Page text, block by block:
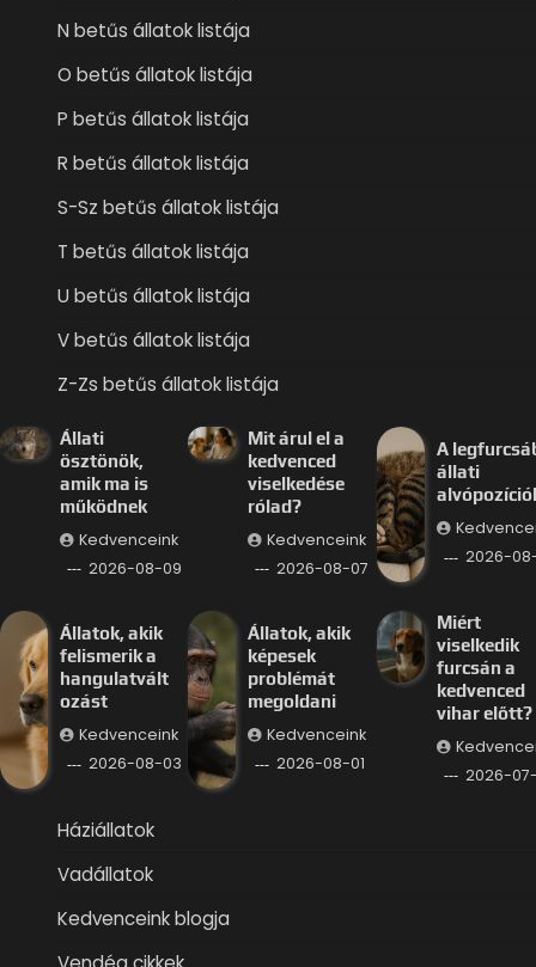
N betűs állatok listája
O betűs állatok listája
P betűs állatok listája
R betűs állatok listája
S-Sz betűs állatok listája
T betűs állatok listája
U betűs állatok listája
V betűs állatok listája
Z-Zs betűs állatok listája
Állati
ösztönök,
amik ma is
működnek
Kedvenceink
2026-08-09
Mit árul el a
kedvenced
viselkedése
rólad?
Kedvenceink
2026-08-07
A
állati
2026-
Állatok, akik
felismerik a
hangulatvált
ozást
Kedvenceink
2026-08-03
Állatok, akik
képesek
problémát
megoldani
Kedvenceink
2026-08-01
Miért
viselkedik
furcsán a
kedvenced
vihar előtt?
2026-
Háziállatok
Vadállatok
Kedvenceink blogja